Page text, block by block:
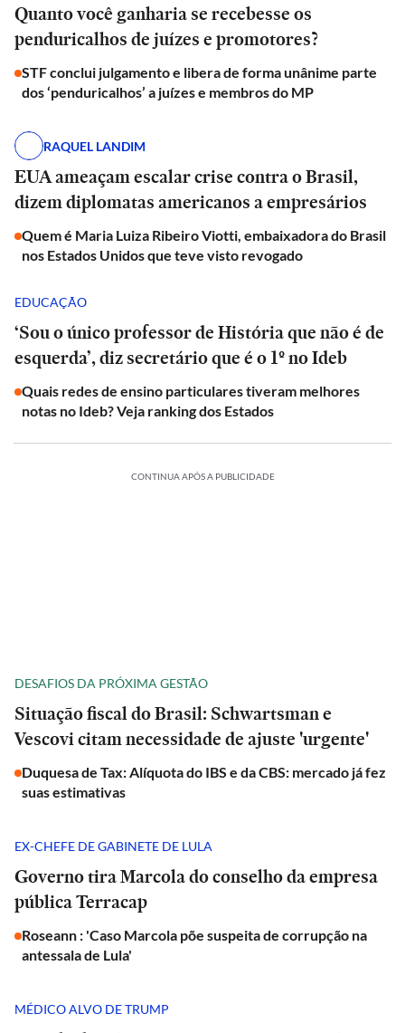
Quanto você ganharia se recebesse os
penduricalhos de juízes e promotores?
STF conclui julgamento e libera de forma unânime parte
dos ‘penduricalhos’ a juízes e membros do MP
RAQUEL LANDIM
EUA ameaçam escalar crise contra o Brasil,
dizem diplomatas americanos a empresários
Quem é Maria Luiza Ribeiro Viotti, embaixadora do Brasil
nos Estados Unidos que teve visto revogado
EDUCAÇÃO
‘Sou o único professor de História que não é de
esquerda’, diz secretário que é o 1º no Ideb
Quais redes de ensino particulares tiveram melhores
notas no Ideb? Veja ranking dos Estados
CONTINUA APÓS A PUBLICIDADE
DESAFIOS DA PRÓXIMA GESTÃO
Situação fiscal do Brasil: Schwartsman e
Vescovi citam necessidade de ajuste 'urgente'
Duquesa de Tax: Alíquota do IBS e da CBS: mercado já fez
suas estimativas
EX-CHEFE DE GABINETE DE LULA
Governo tira Marcola do conselho da empresa
pública Terracap
Roseann : 'Caso Marcola põe suspeita de corrupção na
antessala de Lula'
MÉDICO ALVO DE TRUMP